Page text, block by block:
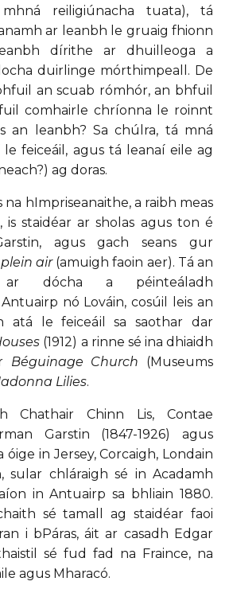
reiligiúnacha tuata), tá
ar leanbh le gruaig fhionn
dírithe ar dhuilleoga a
duirlinge mórthimpeall. De
an scuab rómhór, an bhfuil
comhairle chríonna le roinnt
an leanbh? Sa chúlra, tá mná
feiceáil, agus tá leanaí eile ag
ag doras.
na hImpriseanaithe, a raibh meas
is staidéar ar sholas agus ton é
agus gach seans gur
air(amuigh faoin aer). Tá an
ar dócha a péinteáladh
nó Lováin, cosúil leis an
atá le feiceáil sa saothar dar
(1912) a rinne sé ina dhiaidh
Béguinage Church (Museums
Lilies.
Chathair Chinn Lis, Contae
Garstin (1847-1926) agus
in Jersey, Corcaigh, Londain
sular chláraigh sé in Acadamh
in Antuairp sa bhliain 1880.
sé tamall ag staidéar faoi
i bPáras, áit ar casadh Edgar
sé fud fad na Fraince, na
agus Mharacó.